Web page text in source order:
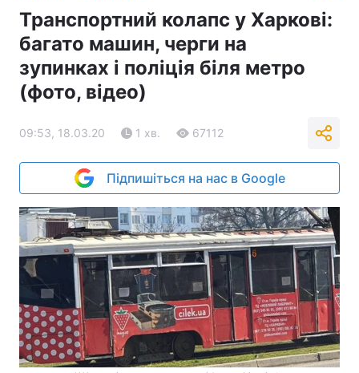
Транспортний колапс у Харкові:
багато машин, черги на
зупинках і поліція біля метро
(фото, відео)
09:53, 18.03.20 1 хв. 67112
Підпишіться на нас в Google